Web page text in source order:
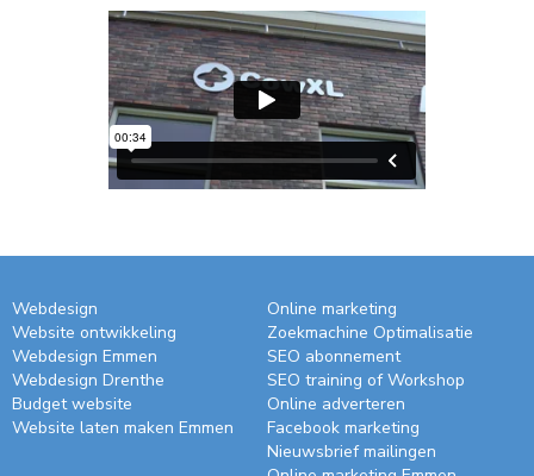
Webdesign
Website ontwikkeling
Webdesign Emmen
Webdesign Drenthe
Budget website
Website laten maken Emmen
Online marketing
Zoekmachine Optimalisatie
SEO abonnement
SEO training of Workshop
Online adverteren
Facebook marketing
Nieuwsbrief mailingen